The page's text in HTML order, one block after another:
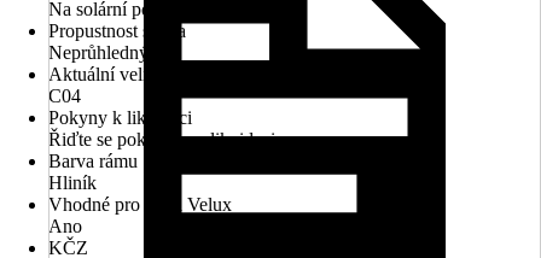
Na solární pohon
Propustnost světla
Neprůhledný
Aktuální velikost okna
C04
Pokyny k likvidaci
Řiďte se pokyny pro likvidaci
Barva rámu
Hliník
Vhodné pro okna Velux
Ano
KČZ